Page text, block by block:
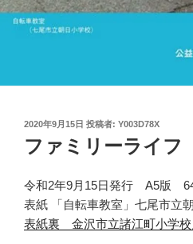
投
稿
日:
2020年9月15日 投稿者: Y003D78X
ファミリーライ
令和2年9月15日発行 A5版
表紙 「自転車教室」七尾市立
表紙裏 金沢市立諸江町小学校